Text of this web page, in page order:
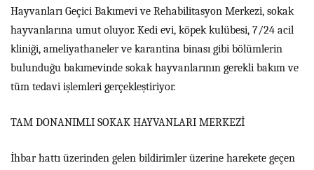
Hayvanları Geçici Bakımevi ve Rehabilitasyon Merkezi, sokak
hayvanlarına umut oluyor. Kedi evi, köpek kulübesi, 7/24 acil
kliniği, ameliyathaneler ve karantina binası gibi bölümlerin
bulunduğu bakımevinde sokak hayvanlarının gerekli bakım ve
tüm tedavi işlemleri gerçekleştiriyor.
TAM DONANIMLI SOKAK HAYVANLARI MERKEZİ
İhbar hattı üzerinden gelen bildirimler üzerine harekete geçen